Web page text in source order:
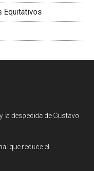
Equitativos
la despedida de Gustavo
que reduce el